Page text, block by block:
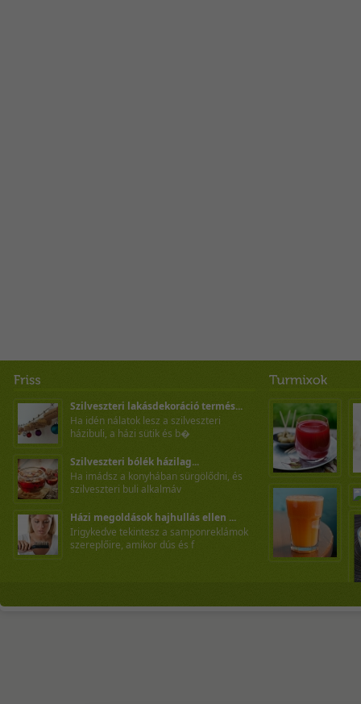
Szilveszteri lakásdekoráció termés...
Ha idén nálatok lesz a szilveszteri
házibuli, a házi sütik és b�
Szilveszteri bólék házilag...
Ha imádsz a konyhában sürgölődni, és
szilveszteri buli alkalmáv
Házi megoldások hajhullás ellen ...
Irigykedve tekintesz a samponreklámok
szereplőire, amikor dús és f